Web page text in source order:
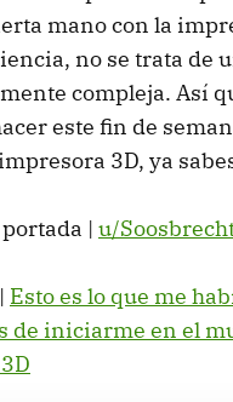
mano con la
no se trata de
compleja. Así
este fin de
3D, ya
| u/
Esto es lo que me
de iniciarme en el